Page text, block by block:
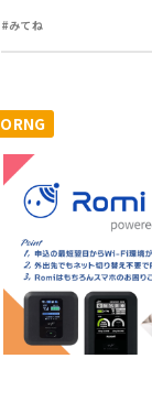
#みてね
ORNG